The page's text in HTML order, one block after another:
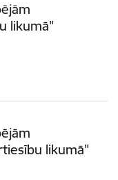
likumā"
likumā"